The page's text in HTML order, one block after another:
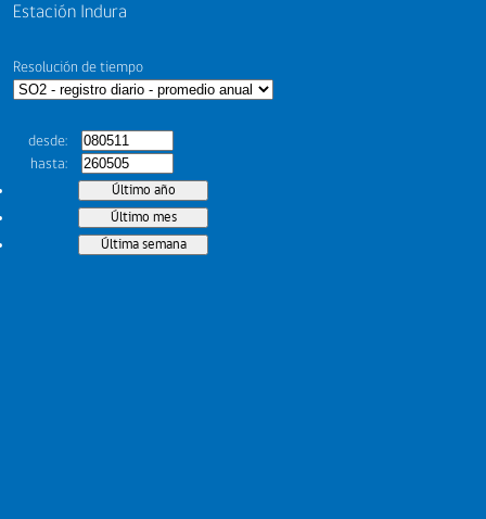
Estación Indura
Resolución de tiempo
desde
hasta